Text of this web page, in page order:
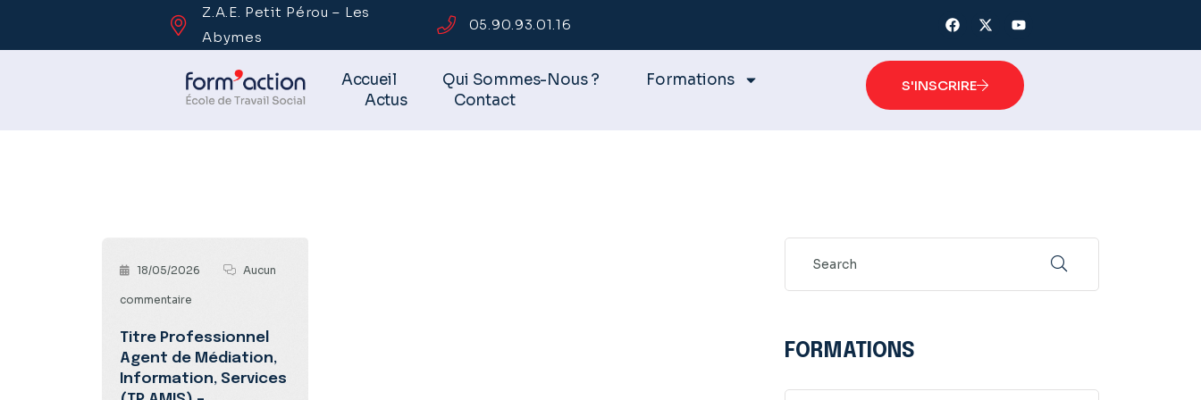
Z.A.E. Petit Pérou – Les
Abymes
05.90.93.01.16
Accueil Qui Sommes-Nous ?
Formations
Actus
Contact
S'INSCRIRE
18/05/2026 Aucun
commentaire
Titre Professionnel
Agent de Médiation,
Information, Services
FORMATIONS